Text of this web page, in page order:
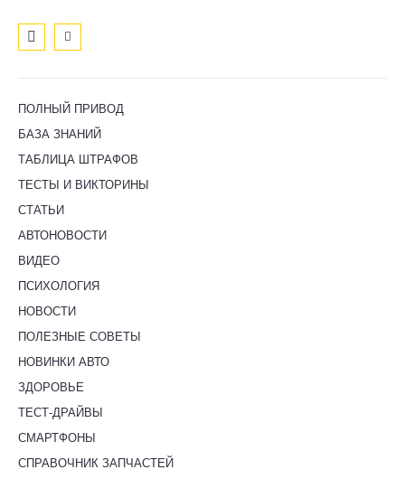
ПОЛНЫЙ ПРИВОД
БАЗА ЗНАНИЙ
ТАБЛИЦА ШТРАФОВ
ТЕСТЫ И ВИКТОРИНЫ
СТАТЬИ
АВТОНОВОСТИ
ВИДЕО
ПСИХОЛОГИЯ
НОВОСТИ
ПОЛЕЗНЫЕ СОВЕТЫ
НОВИНКИ АВТО
ЗДОРОВЬЕ
ТЕСТ-ДРАЙВЫ
СМАРТФОНЫ
СПРАВОЧНИК ЗАПЧАСТЕЙ